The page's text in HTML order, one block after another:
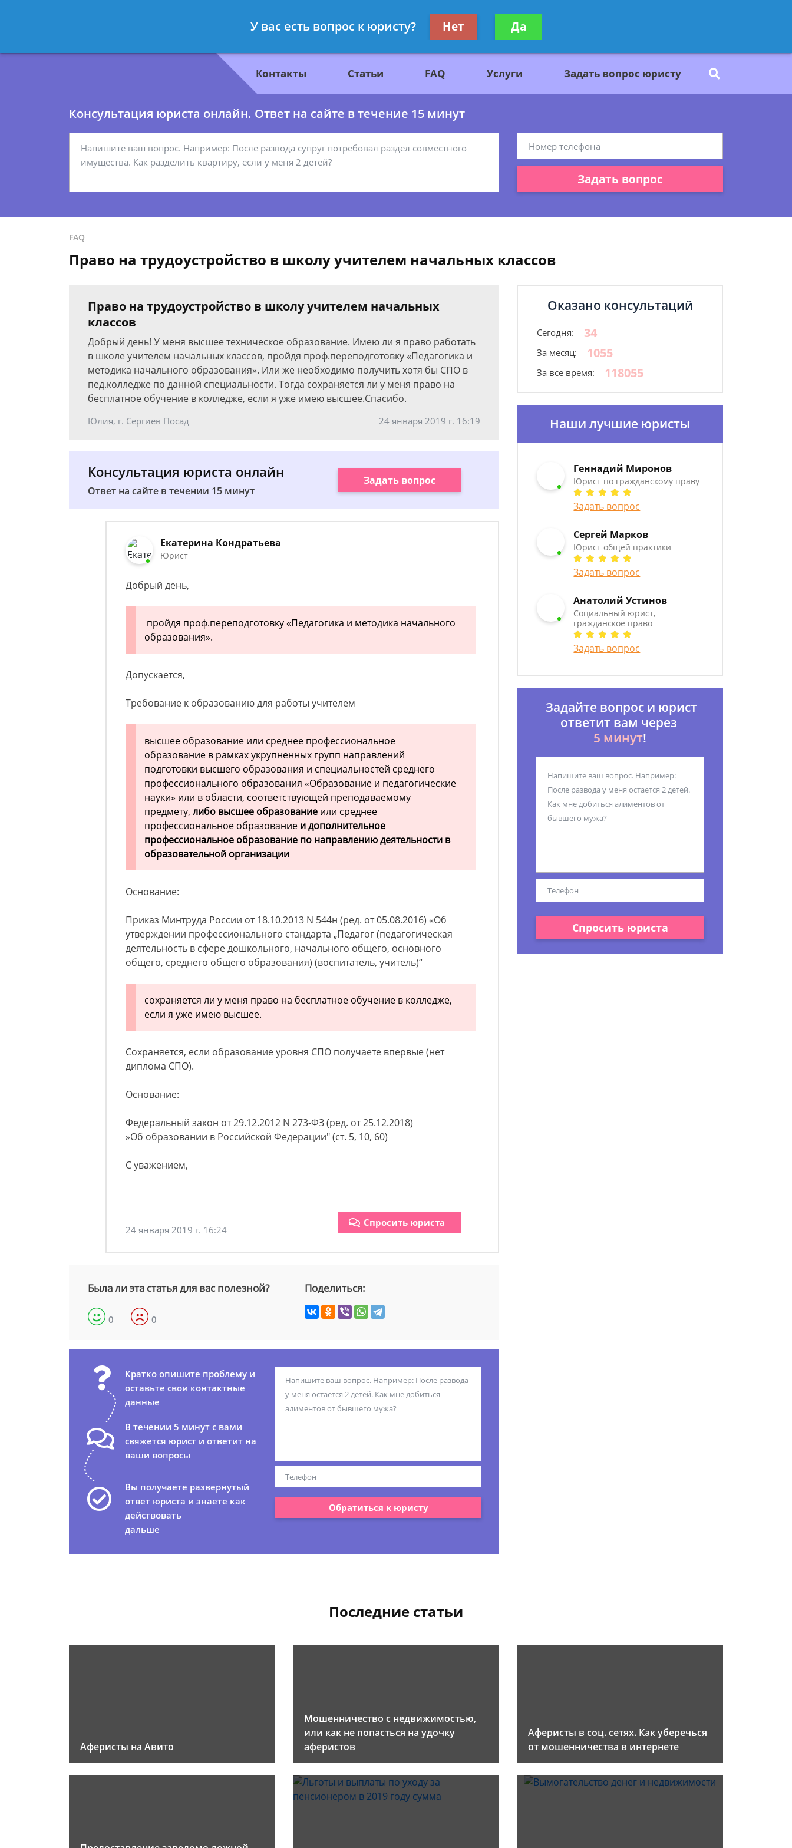
- Юрист по гражданскому праву
Получите консультацию
бесплатно
Контакты Статьи FAQ Услуги Задать вопрос юристу
Консультация юриста онлайн. Ответ на сайте в течение 15 минут
Задать вопрос
FAQ
Право на трудоустройство в школу учителем начальных классов
Право на трудоустройство в школу учителем начальных
классов
Добрый день! У меня высшее техническое образование. Имею ли я право работать
в школе учителем начальных классов, пройдя проф.переподготовку «Педагогика и
методика начального образования». Или же необходимо получить хотя бы СПО в
пед.колледже по данной специальности. Тогда сохраняется ли у меня право на
бесплатное обучение в колледже, если я уже имею высшее.Спасибо.
Юлия, г. Сергиев Посад 24 января 2019 г. 16:19
Консультация юриста онлайн
Ответ на сайте в течении 15 минут
Задать вопрос
Екатерина Кондратьева
Юрист
Добрый день,
пройдя проф.переподготовку «Педагогика и методика начального
образования».
Допускается,
Требование к образованию для работы учителем
высшее образование или среднее профессиональное
образование в рамках укрупненных групп направлений
подготовки высшего образования и специальностей среднего
профессионального образования «Образование и педагогические
науки» или в области, соответствующей преподаваемому
предмету, либо высшее образование или среднее
профессиональное образование и дополнительное
профессиональное образование по направлению деятельности в
образовательной организации
Основание:
Приказ Минтруда России от 18.10.2013 N 544н (ред. от 05.08.2016) «Об
утверждении профессионального стандарта „Педагог (педагогическая
деятельность в сфере дошкольного, начального общего, основного
общего, среднего общего образования) (воспитатель, учитель)“
сохраняется ли у меня право на бесплатное обучение в колледже,
если я уже имею высшее.
Сохраняется, если образование уровня СПО получаете впервые (нет
диплома СПО).
Основание:
Федеральный закон от 29.12.2012 N 273-ФЗ (ред. от 25.12.2018)
»Об образовании в Российской Федерации" (ст. 5, 10, 60)
С уважением,
24 января 2019 г. 16:24
Спросить юриста
Была ли эта статья для вас полезной?
0 0
Поделиться:
Кратко опишите проблему и
оставьте свои контактные
данные
В течении 5 минут с вами
свяжется юрист и ответит на
ваши вопросы
Вы получаете развернутый
ответ юриста и знаете как
действовать
дальше
Обратиться к юристу
Оказано консультаций
Сегодня: 34
За месяц: 1055
За все время: 118055
Наши лучшие юристы
Геннадий Миронов
Юрист по гражданскому праву
Задать вопрос
Сергей Марков
Юрист общей практики
Задать вопрос
Анатолий Устинов
Социальный юрист,
гражданское право
Задать вопрос
Задайте вопрос и юрист
ответит вам через
5 минут!
Спросить юриста
Последние статьи
Аферисты на Авито
Мошенничество с недвижимостью,
или как не попасться на удочку
аферистов
Аферисты в соц. сетях. Как уберечься
от мошенничества в интернете
У вас есть вопрос к юристу? Нет Да